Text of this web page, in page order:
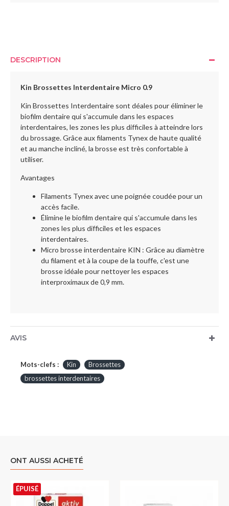
DESCRIPTION
Kin Brossettes Interdentaire Micro 0.9
Kin Brossettes Interdentaire sont déales pour éliminer le
biofilm dentaire qui s'accumule dans les espaces
interdentaires, les zones les plus difficiles à atteindre lors
du brossage. Grâce aux filaments Tynex de haute qualité
et au manche incliné, la brosse est très confortable à
utiliser.
Avantages
Filaments Tynex avec une poignée coudée pour un
accès facile.
Élimine le biofilm dentaire qui s'accumule dans les
zones les plus difficiles et les espaces
interdentaires.
Micro brosse interdentaire KIN : Grâce au diamètre
du filament et à la coupe de la touffe, c'est une
brosse idéale pour nettoyer les espaces
interproximaux de 0,9 mm.
AVIS
Mots-clefs : Kin
Brossettes
brossettes interdentaires
ONT AUSSI ACHETÉ
ÉPUISÉ